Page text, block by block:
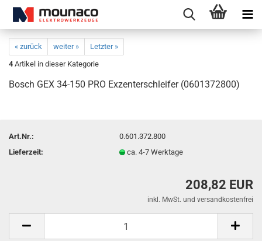
« zurück weiter »
Letzter »
4 Artikel in dieser Kategorie
Bosch GEX 34-150 PRO Exzenterschleifer (0601372800)
Art.Nr.:
0.601.372.800
Lieferzeit:
ca. 4-7 Werktage
208,82 EUR